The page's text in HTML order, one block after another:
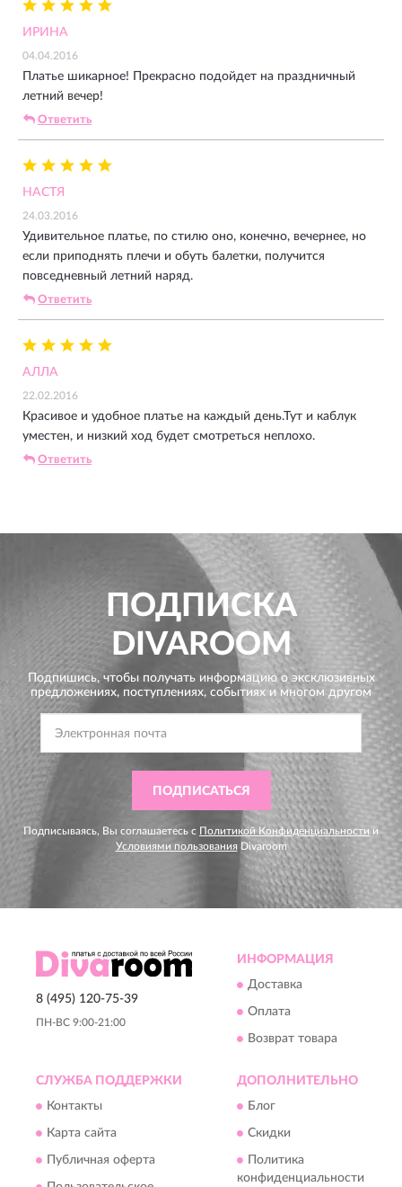
ИРИНА
04.04.2016
Платье шикарное! Прекрасно подойдет на праздничный
летний вечер!
Ответить
НАСТЯ
24.03.2016
Удивительное платье, по стилю оно, конечно, вечернее, но
если приподнять плечи и обуть балетки, получится
повседневный летний наряд.
Ответить
АЛЛА
22.02.2016
Красивое и удобное платье на каждый день.Тут и каблук
уместен, и низкий ход будет смотреться неплохо.
Ответить
ПОДПИСКА
DIVAROOM
Подпишись, чтобы получать информацию о эксклюзивных
предложениях, поступлениях, событиях и многом другом
ПОДПИСАТЬСЯ
Подписываясь, Вы соглашаетесь с Политикой Конфиденциальности и
Условиями пользования Divaroom
8 (495) 120-75-39
ПН-ВС 9:00-21:00
ИНФОРМАЦИЯ
Доставка
Оплата
Возврат товара
СЛУЖБА ПОДДЕРЖКИ
Контакты
Карта сайта
Публичная оферта
ДОПОЛНИТЕЛЬНО
Блог
Скидки
Политика
конфиденциальности